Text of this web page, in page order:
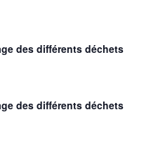
des différents déchets
des différents déchets